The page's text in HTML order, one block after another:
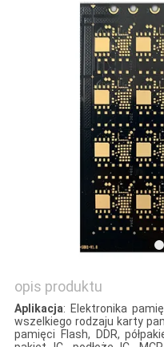
WYCENĘ
SITEMAP
PRIVACY
opis produktu
Aplikacja: Elektronika
wszelkiego rodzaju karty
pamięci Flash, DDR,